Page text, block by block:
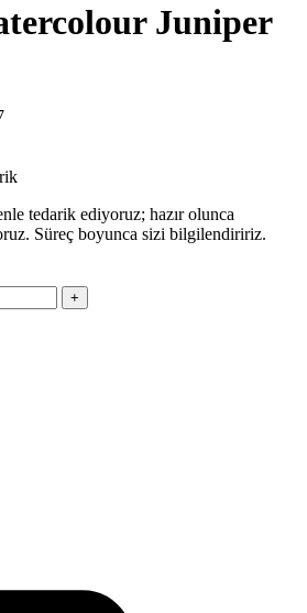
Juniper
tedarik ediyoruz; hazır olunca
Süreç boyunca sizi bilgilendiririz.
+